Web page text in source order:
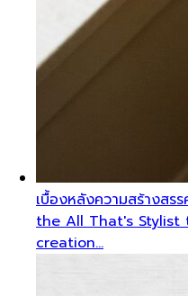
เบื้องหลังความสร้างสรร
the All That's Stylist
creation…